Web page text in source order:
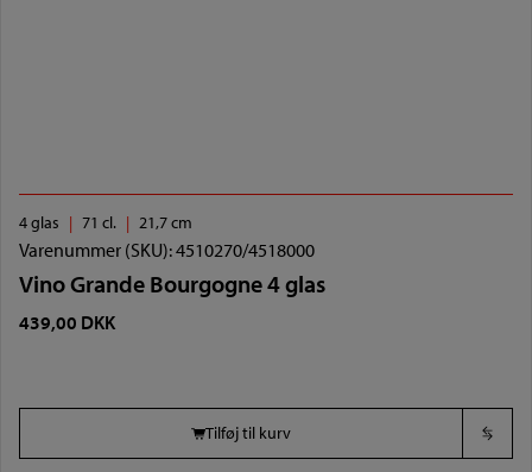
4 glas 71 cl. 21,7 cm
Varenummer (SKU):4510270/4518000
Vino Grande Bourgogne 4 glas
439,00 DKK
Tilføj til kurv